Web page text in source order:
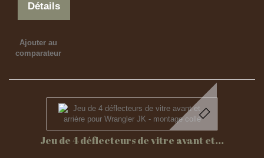
Détails
Ajouter au
comparateur
Jeu de 4 déflecteurs de vitre avant et...